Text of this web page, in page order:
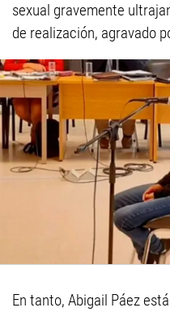
sexual gravemente
de realización, agravado
En tanto, Abigail Páez